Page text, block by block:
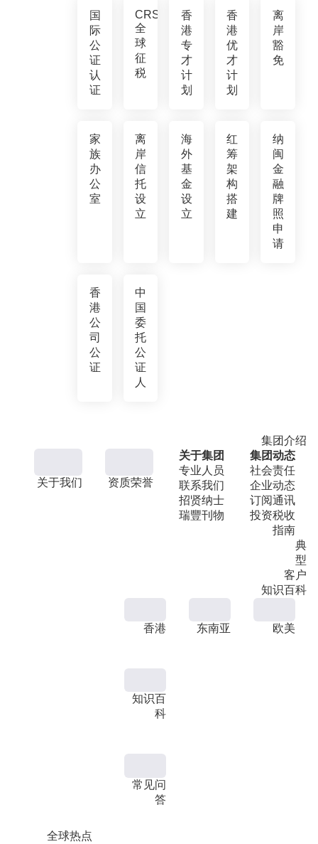
国
际
公
证
认
证
CRS
全
球
征
税
香
港
专
才
计
划
香
港
优
才
计
划
离
岸
豁
免
家
族
办
公
室
离
岸
信
托
设
立
海
外
基
金
设
立
红
筹
架
构
搭
建
纳
闽
金
融
牌
照
申
请
香
港
公
司
公
证
中
国
委
托
公
证
人
集团介绍
关于我们 资质荣誉
关于集团
专业人员
联系我们
招贤纳士
瑞豐刊物
集团动态
社会责任
企业动态
订阅通讯
投资税收
指南
典
型
客户
知识百科
全球热点
香港 东南亚 欧美
知识百
科
常见问
答